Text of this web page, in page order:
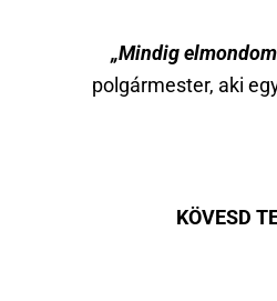
„Mindig
polgármester, aki
KÖVESD